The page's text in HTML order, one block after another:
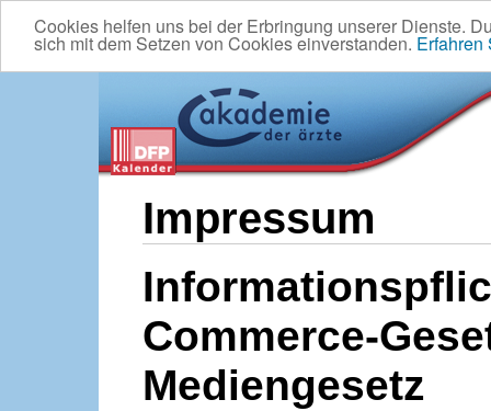
Cookies helfen uns bei der Erbringung unserer Dienste.
sich mit dem Setzen von Cookies einverstanden. Erfahren
Impressum
Commerce-
Mediengesetz